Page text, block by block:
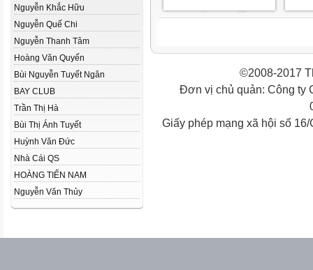
Nguyễn Khắc Hữu
Nguyễn Quế Chi
Nguyễn Thanh Tâm
Hoàng Văn Quyến
Bùi Nguyễn Tuyết Ngân
BAY CLUB
Trần Thị Hà
Bùi Thị Ánh Tuyết
Huỳnh Văn Đức
Nhà Cái QS
HOÀNG TIẾN NAM
Nguyễn Văn Thủy
©2008-2017
Đơn vị chủ quản: Công ty
Giấy phép mạng xã hội số